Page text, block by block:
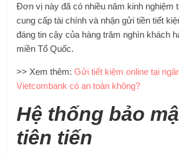
Đơn vị này đã có nhiều năm kinh nghiệm
cung cấp tài chính và nhận gửi tiền tiết
đáng tin cậy của hàng trăm nghìn khách
miền Tổ Quốc.
>> Xem thêm:Gửi tiết kiệm online tại
Vietcombank có an toàn không?
Hệ thống bảo
tiên tiến